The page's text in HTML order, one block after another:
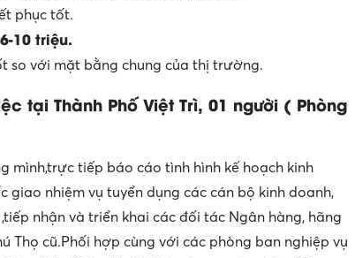
phục tốt.
10 triệu.
so với mặt bằng chung của thị trường.
tại Thành Phố Việt Trì, 01 người ( Phòng
mình,trực tiếp báo cáo tình hình kế hoạch kinh
nhiệm vụ tuyển dụng các cán bộ kinh doanh,
nhận và triển khai các đối tác Ngân hàng, hãng
Thọ cũ.Phối hợp cùng với các phòng ban nghiệp vụ